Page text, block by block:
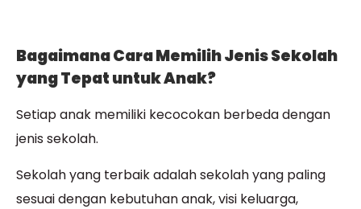
Bagaimana Cara Memilih Jenis Sekolah
yang Tepat untuk Anak?
Setiap anak memiliki kecocokan berbeda dengan
jenis sekolah.
Sekolah yang terbaik adalah sekolah yang paling
sesuai dengan kebutuhan anak, visi keluarga,